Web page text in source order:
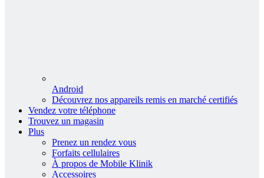
Android
Découvrez nos appareils remis en marché certifiés
Vendez votre téléphone
Trouvez un magasin
Plus
Prenez un rendez vous
Forfaits cellulaires
À propos de Mobile Klinik
Accessoires